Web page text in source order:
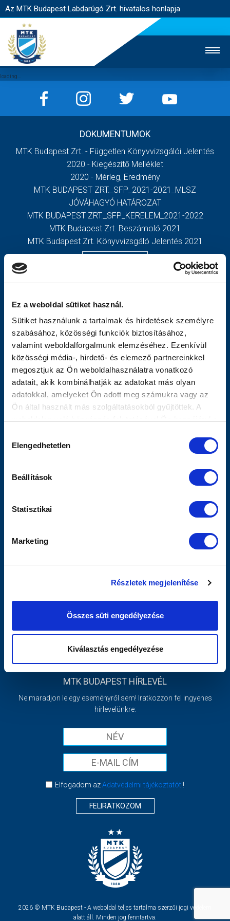
Ez a weboldal sütiket használ.
Sütiket használunk a tartalmak és hirdetések személyre
szabásához, közösségi funkciók biztosításához,
valamint weboldalforgalmunk elemzéséhez. Ezenkívül
közösségi média-, hirdető- és elemező partnereinkkel
megosztjuk az Ön weboldalhasználatra vonatkozó
adatait, akik kombinálhatják az adatokat más olyan
adatokkal, amelyeket Ön adott meg számukra vagy az
Ön által használt más szolgáltatásokból gyűjtöttek. A
kiválasztása
Elengedhetetlen
Beállítások
Statisztikai
Marketing
Részletek megjelenítése
Összes süti engedélyezése
Kiválasztás engedélyezése
Az MTK Budapest Labdarúgó Zrt. hivatalos honlapja
JEGYÉRTÉKESÍTÉS
WEBSHOP
EGYESÜLET
KAPCSOLAT
NYITÓLAP
HÍREK
CSAPATOK
MÉRKŐZÉSEK
SZURKOLÓI ÉLMÉNYEK
AKKREDITÁCIÓ
DOKUMENTUMOK
MTK Budapest Zrt. - Független Könyvvizsgálói Jelentés
2020 - Kiegészítő Melléklet
2020 - Mérleg, Eredmény
MTK BUDAPEST ZRT._SFP_2021-2021_MLSZ
JÓVÁHAGYÓ HATÁROZAT
MTK BUDAPEST ZRT._SFP_KERELEM_2021-2022
MTK Budapest Zrt. Beszámoló 2021
MTK Budapest Zrt. Könyvvizsgáló Jelentés 2021
OLDALTÉRKÉP
Nyitólap
Csapatok
Mérkőzések
MTK Budapest
Múltidézés
Stratégia
Vezetőség
Gedeon
Kapcsolat
INFORMÁCIÓK
Impresszum
Sajtó
MTK BUDAPEST HÍRLEVÉL
Ne maradjon le egy eseményről sem! Iratkozzon fel ingyenes
hírlevelünkre:
Elfogadom azAdatvédelmi tájékoztatót!
FELIRATKOZOM
2026 © MTK Budapest - A weboldal teljes tartalma szerzői jogi védelem
alatt áll. Minden jog fenntartva.